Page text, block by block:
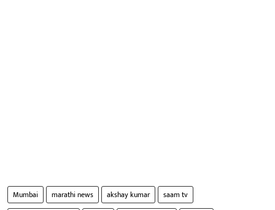
Mumbai marathi news akshay kumar
saam tv